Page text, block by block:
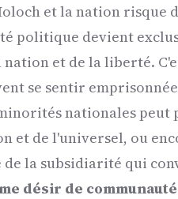
et la nation risque
politique devient
nation et de la liberté.
se sentir
nationales peut
et de l'universel, ou
de la subsidiarité qui
désir de communauté